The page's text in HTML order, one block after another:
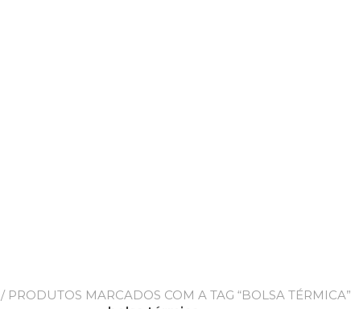
/ PRODUTOS MARCADOS COM A TAG “BOLSA TÉRMICA”